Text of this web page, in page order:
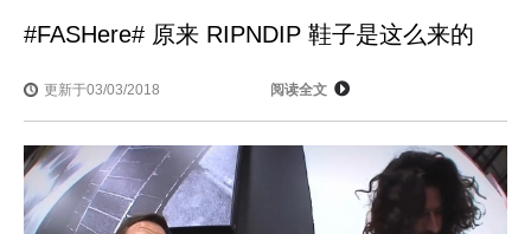
#FASHere# 原来 RIPNDIP 鞋子是这么来的
更新于03/03/2018 阅读全文